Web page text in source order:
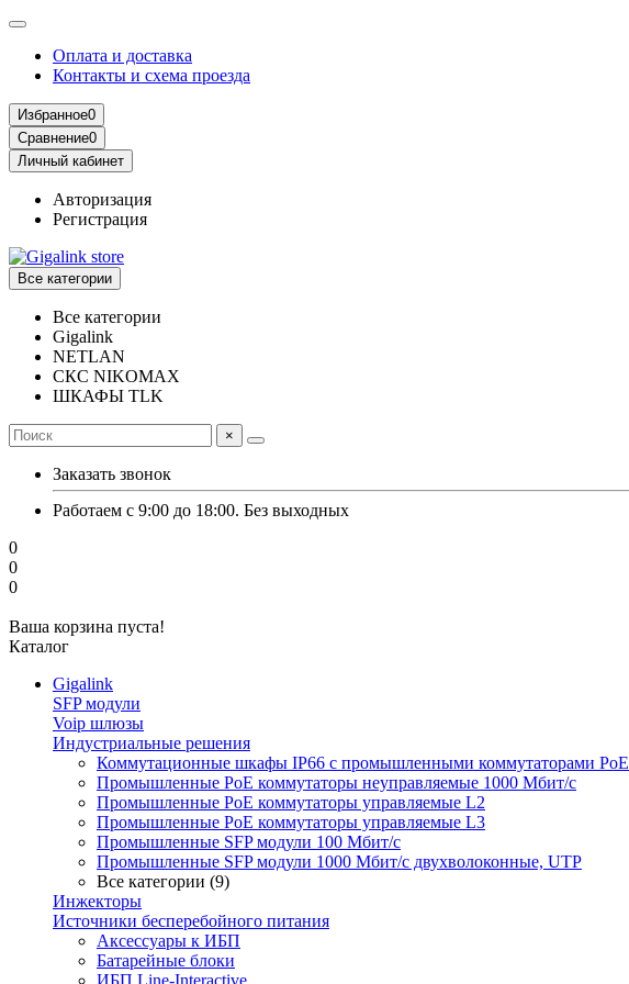
Оплата и доставка
Контакты и схема проезда
Избранное0
Сравнение0
Личный кабинет
Авторизация
Регистрация
Все категории
Все категории
Gigalink
NETLAN
СКС NIKOMAX
ШКАФЫ TLK
×
Заказать звонок
Работаем с 9:00 до 18:00. Без выходных
0
0
0
Ваша корзина пуста!
Каталог
Gigalink
SFP модули
Voip шлюзы
Индустриальные решения
Коммутационные шкафы IP66 c промышленными коммутаторами PoE
Промышленные PoE коммутаторы неуправляемые 1000 Мбит/с
Промышленные PoE коммутаторы управляемые L2
Промышленные PoE коммутаторы управляемые L3
Промышленные SFP модули 100 Мбит/c
Промышленные SFP модули 1000 Мбит/c двухволоконные, UTP
Все категории (9)
Инжекторы
Источники бесперебойного питания
Аксессуары к ИБП
Батарейные блоки
ИБП Line-Interactive